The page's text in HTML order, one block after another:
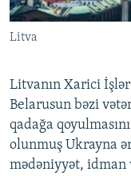
Litva
Litvanın Xarici
Belarusun bəzi
qadağa
olunmuş Ukrayna
mədəniyyət, idman